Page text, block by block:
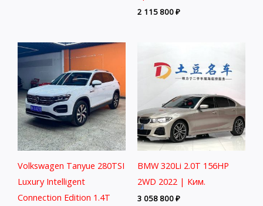
2 115 800₽
Volkswagen Tanyue 280TSI
Luxury Intelligent
Connection Edition 1.4T
BMW 320Li 2.0T 156HP
2WD 2022 | Ким.
3 058 800₽